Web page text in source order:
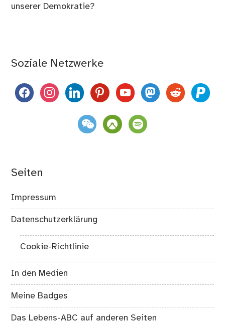
unserer Demokratie?
Soziale Netzwerke
facebookinstagramlinkedinpinterestyoutubemastodon
reddit paypal
weixin komootspotify
Seiten
Impressum
Datenschutzerklärung
Cookie-Richtlinie
In den Medien
Meine Badges
Das Lebens-ABC auf anderen Seiten